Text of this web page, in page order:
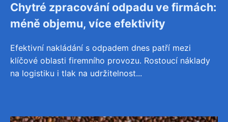
Chytré zpracování odpadu ve firmách:
méně objemu, více efektivity
Efektivní nakládání s odpadem dnes patří mezi
klíčové oblasti firemního provozu. Rostoucí náklady
na logistiku i tlak na udržitelnost...